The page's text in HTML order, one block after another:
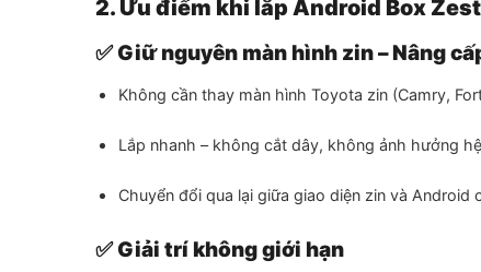
2. Ưu điểm khi lắp Android Box
✅Giữ nguyên màn hình zin – Nâng
Không cần thay màn hình Toyota zin (Camry,
Lắp nhanh – không cắt dây, không ảnh hưởng
Chuyển đổi qua lại giữa giao diện zin và Android
✅Giải trí không giới hạn